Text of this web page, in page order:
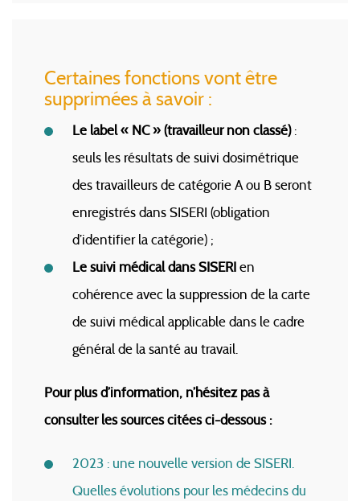
Certaines fonctions vont être
supprimées à savoir :
Le label « NC » (travailleur non classé):
seuls les résultats de suivi dosimétrique
des travailleurs de catégorie A ou B seront
enregistrés dans SISERI (obligation
d’identifier la catégorie) ;
Le suivi médical dans SISERIen
cohérence avec la suppression de la carte
de suivi médical applicable dans le cadre
général de la santé au travail.
Pour plus d’information, n’hésitez pas à
consulter les sources citées ci-dessous :
2023 : une nouvelle version de SISERI.
Quelles évolutions pour les médecins du